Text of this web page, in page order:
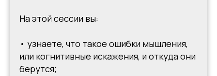
На этой сессии вы:
• узнаете, что такое ошибки мышления,
или когнитивные искажения, и откуда они
берутся;